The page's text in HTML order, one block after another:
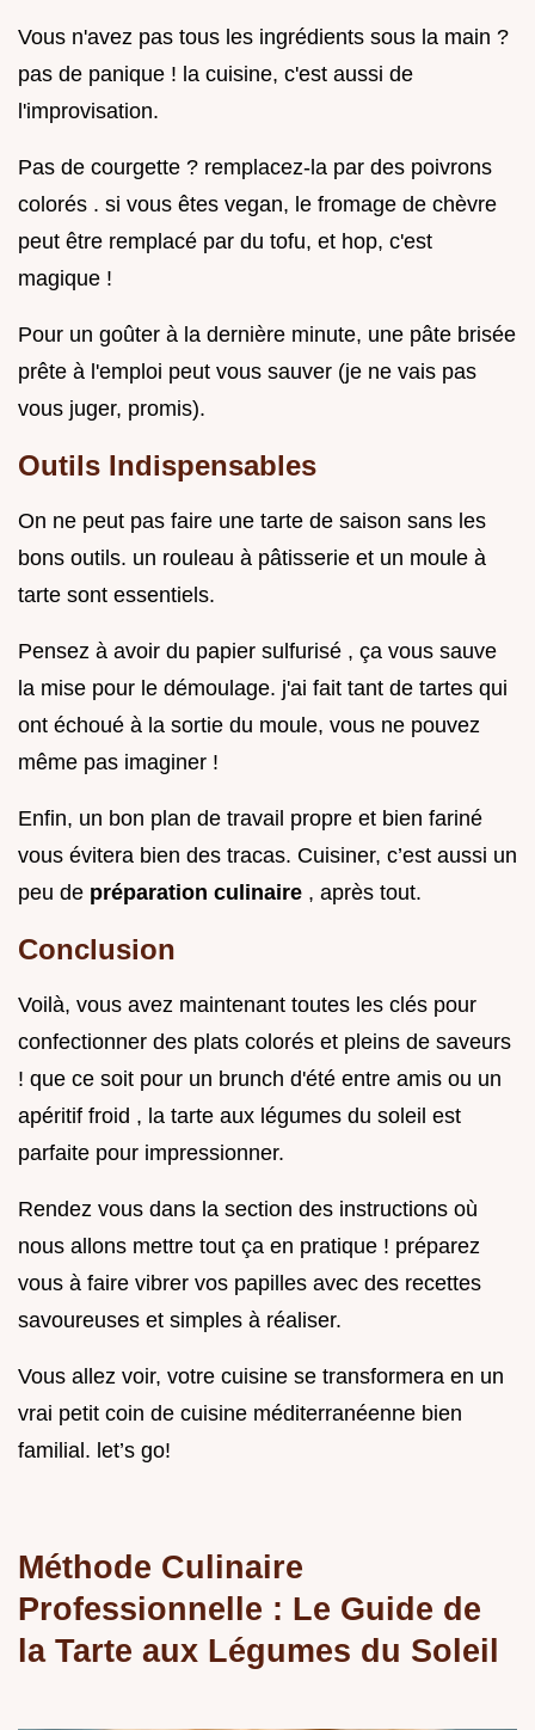
Vous n'avez pas tous les ingrédients sous la main ?
pas de panique ! la cuisine, c'est aussi de
l'improvisation.
Pas de courgette ? remplacez-la par des poivrons
colorés . si vous êtes vegan, le fromage de chèvre
peut être remplacé par du tofu, et hop, c'est
magique !
Pour un goûter à la dernière minute, une pâte brisée
prête à l'emploi peut vous sauver (je ne vais pas
vous juger, promis).
Outils Indispensables
On ne peut pas faire une tarte de saison sans les
bons outils. un rouleau à pâtisserie et un moule à
tarte sont essentiels.
Pensez à avoir du papier sulfurisé , ça vous sauve
la mise pour le démoulage. j'ai fait tant de tartes qui
ont échoué à la sortie du moule, vous ne pouvez
même pas imaginer !
Enfin, un bon plan de travail propre et bien fariné
vous évitera bien des tracas. Cuisiner, c’est aussi un
peu de préparation culinaire , après tout.
Conclusion
Voilà, vous avez maintenant toutes les clés pour
confectionner des plats colorés et pleins de saveurs
! que ce soit pour un brunch d'été entre amis ou un
apéritif froid , la tarte aux légumes du soleil est
parfaite pour impressionner.
Rendez vous dans la section des instructions où
nous allons mettre tout ça en pratique ! préparez
vous à faire vibrer vos papilles avec des recettes
savoureuses et simples à réaliser.
Vous allez voir, votre cuisine se transformera en un
vrai petit coin de cuisine méditerranéenne bien
familial. let’s go!
Méthode Culinaire
Professionnelle : Le Guide de
la Tarte aux Légumes du Soleil